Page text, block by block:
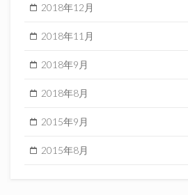
2018年12月
2018年11月
2018年9月
2018年8月
2015年9月
2015年8月